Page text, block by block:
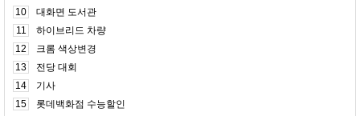
10
대화면 도서관
11
하이브리드 차량
12
크롬 색상변경
13
전당 대회
14
기사
15
롯데백화점 수능할인